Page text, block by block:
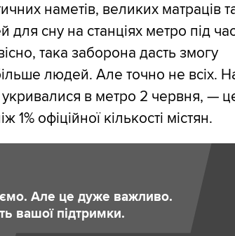
наметів, великих матраців
для сну на станціях метро під
така заборона дасть змогу
людей. Але точно не всіх.
укривалися в метро 2 червня, —
офіційної кількості містян.
Але це дуже важливо.
вашої підтримки.